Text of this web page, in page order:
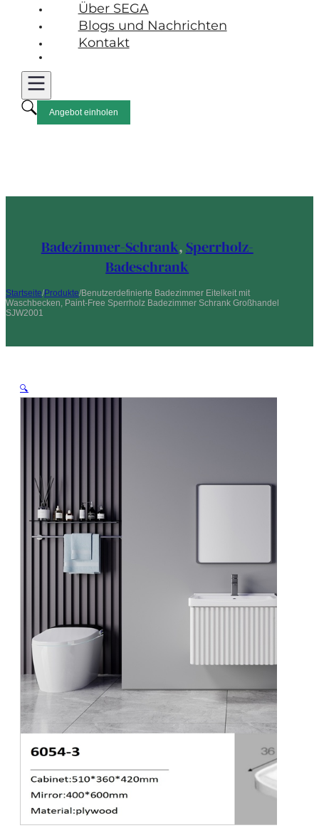
Über SEGA
Blogs und Nachrichten
Kontakt
Angebot einholen
Badezimmer-Schrank,Sperrholz-
Badeschrank
Startseite/Produkte/Benutzerdefinierte Badezimmer Eitelkeit mit
Waschbecken, Paint-Free Sperrholz Badezimmer Schrank Großhandel
SJW2001
🔍